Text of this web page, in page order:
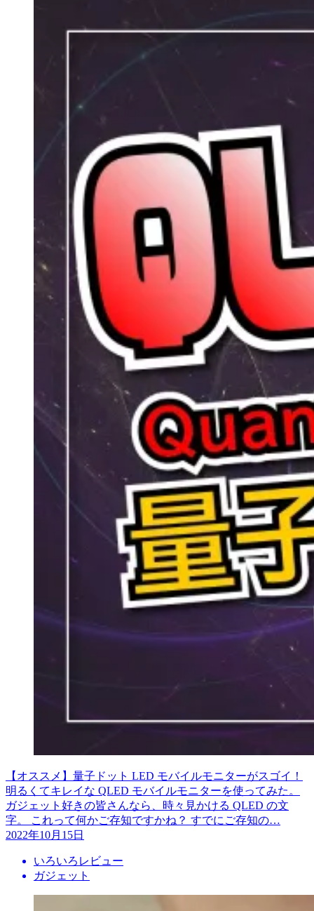
【オススメ】量子ドット LED モバイルモニターがスゴイ！
明るくてキレイな QLED モバイルモニターを使ってみた。
ガジェット好きの皆さんなら、時々見かける QLED の文
字。 これって何かご存知ですかね？ すでにご存知の…
2022年10月15日
いろいろレビュー
ガジェット